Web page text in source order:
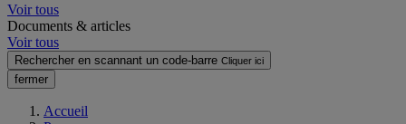
Voir tous
Documents & articles
Voir tous
Rechercher en scannant un code-barre Cliquer ici
fermer
Accueil